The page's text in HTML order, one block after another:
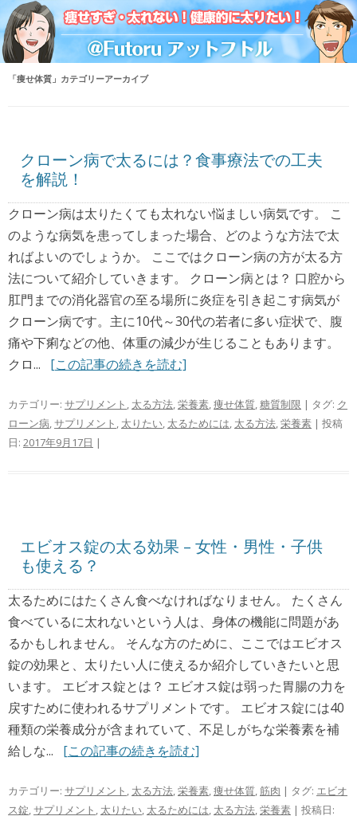
「痩せ体質 」カテゴリーアーカイブ
クローン病で太るには？食事療法での工夫
を解説！
クローン病は太りたくても太れない悩ましい病気です。 こ
のような病気を患ってしまった場合、どのような方法で太
ればよいのでしょうか。 ここではクローン病の方が太る方
法について紹介していきます。 クローン病とは？ 口腔から
肛門までの消化器官の至る場所に炎症を引き起こす病気が
クローン病です。主に10代～30代の若者に多い症状で、腹
痛や下痢などの他、体重の減少が生じることもあります。
クロ... [この記事の続きを読む]
カテゴリー: サプリメント , 太る方法,栄養素,痩せ体質,糖質制限 | タグ: ク
ローン病,サプリメント , 太りたい, 太るためには, 太る方法,栄養素 | 投稿
日: 2017年9月17日 |
エビオス錠の太る効果 – 女性・男性・子供
も使える？
太るためにはたくさん食べなければなりません。 たくさん
食べているに太れないという人は、身体の機能に問題があ
るかもしれません。 そんな方のために、ここではエビオス
錠の効果と、太りたい人に使えるか紹介していきたいと思
います。 エビオス錠とは？ エビオス錠は弱った胃腸の力を
戻すために使われるサプリメントです。 エビオス錠には40
種類の栄養成分が含まれていて、不足しがちな栄養素を補
給しな... [この記事の続きを読む]
カテゴリー: サプリメント , 太る方法,栄養素,痩せ体質,筋肉 | タグ: エビオ
ス錠,サプリメント , 太りたい, 太るためには, 太る方法,栄養素 | 投稿日: